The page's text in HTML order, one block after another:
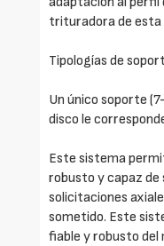
trituradora de
Tipologías de
Un único soporte
disco le
Este sistema
robusto y capaz
solicitaciones
sometido. Este
fiable y robusto del